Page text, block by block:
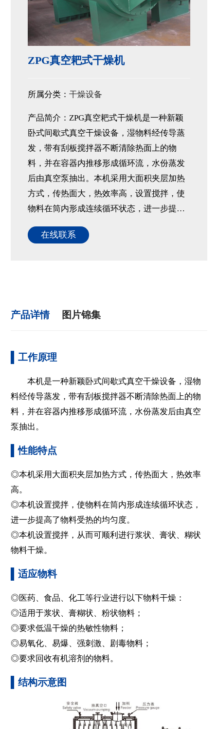
ZPG真空耙式干燥机
所属分类：干燥设备
产品简介：ZPG真空耙式干燥机是一种新颖
卧式间歇式真空干燥设备，湿物料经传导蒸
发，带有刮板搅拌器不断清除热面上的物
料，并在容器内推移形成循环流，水份蒸发
后由真空泵抽出。本机采用大面积夹层加热
方式，传热面大，热效率高，设置搅拌，使
物料在筒内形成连续循环状态，进一步提…
在线联系
产品详情 图片锦集
工作原理
本机是一种新颖卧式间歇式真空干燥设备，湿物
料经传导蒸发，带有刮板搅拌器不断清除热面上的物
料，并在容器内推移形成循环流，水份蒸发后由真空
泵抽出。
性能特点
◎本机采用大面积夹层加热方式，传热面大，热效率
高。
◎本机设置搅拌，使物料在筒内形成连续循环状态，
进一步提高了物料受热的均匀度。
◎本机设置搅拌，从而可顺利进行浆状、膏状、糊状
物料干燥。
适应物料
◎医药、食品、化工等行业进行以下物料干燥：
◎适用于浆状、膏糊状、粉状物料；
◎要求低温干燥的热敏性物料；
◎易氧化、易爆、强刺激、剧毒物料；
◎要求回收有机溶剂的物料。
结构示意图